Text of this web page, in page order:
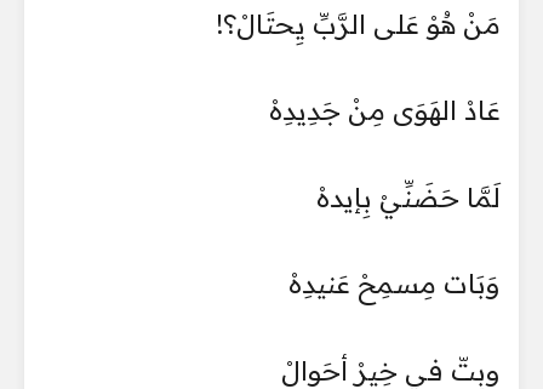
مَنْ هُوْ عَلى الرَّبِّ يِحتَالْ؟!
عَادْ الهَوَى مِنْ جَدِيدِهْ
لَمَّا حَضَنِّيْ بِإيدهْ
وَبَات مِسمِحْ عَنيدِهْ
وبِتّ في خِيرْ أحَوالْ